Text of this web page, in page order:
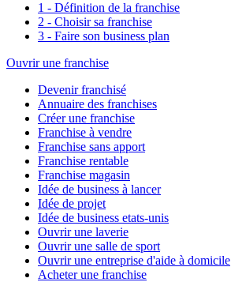
1 - Définition de la franchise
2 - Choisir sa franchise
3 - Faire son business plan
Ouvrir une franchise
Devenir franchisé
Annuaire des franchises
Créer une franchise
Franchise à vendre
Franchise sans apport
Franchise rentable
Franchise magasin
Idée de business à lancer
Idée de projet
Idée de business etats-unis
Ouvrir une laverie
Ouvrir une salle de sport
Ouvrir une entreprise d'aide à domicile
Acheter une franchise